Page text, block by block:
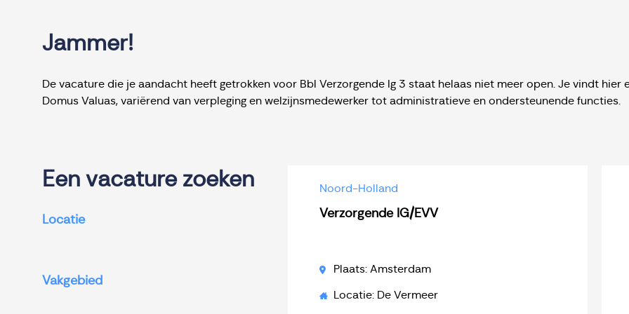
Jammer!
De vacature die je aandacht heeft getrokken voor Bbl Verzorgende Ig 3 staat helaas niet meer open. Je vindt
Domus Valuas, variërend van verpleging en welzijnsmedewerker tot administratieve en ondersteunende functies.
Een vacature zoeken
Locatie
Vakgebied
Noord-Holland
Verzorgende IG/EVV
Plaats: Amsterdam
Locatie: De Vermeer